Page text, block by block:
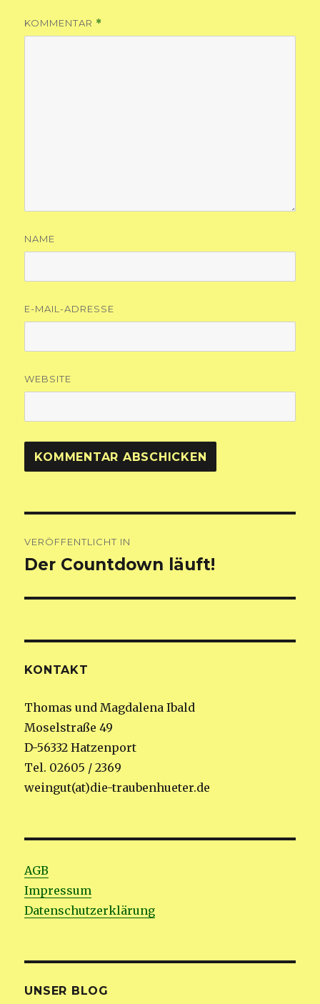
KOMMENTAR *
NAME
E-MAIL-ADRESSE
WEBSITE
VERÖFFENTLICHT IN
Der Countdown läuft!
KONTAKT
Thomas und Magdalena Ibald
Moselstraße 49
D-56332 Hatzenport
Tel. 02605 / 2369
weingut(at)die-traubenhueter.de
AGB
Impressum
Datenschutzerklärung
UNSER BLOG